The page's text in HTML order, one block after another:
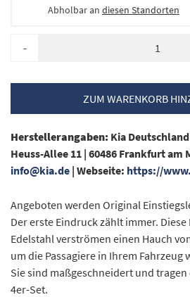
Abholbar an diesen Standorten
-
ZUM WARENKORB
Herstellerangaben: Kia
Heuss-Allee 11 | 60486 Frankfurt am
info@kia.de | Webseite: https://
Angeboten werden Original
Der erste Eindruck zählt immer.
Edelstahl verströmen einen Hauch
um die Passagiere in Ihrem
Sie sind maßgeschneidert und tragen
4er-Set.